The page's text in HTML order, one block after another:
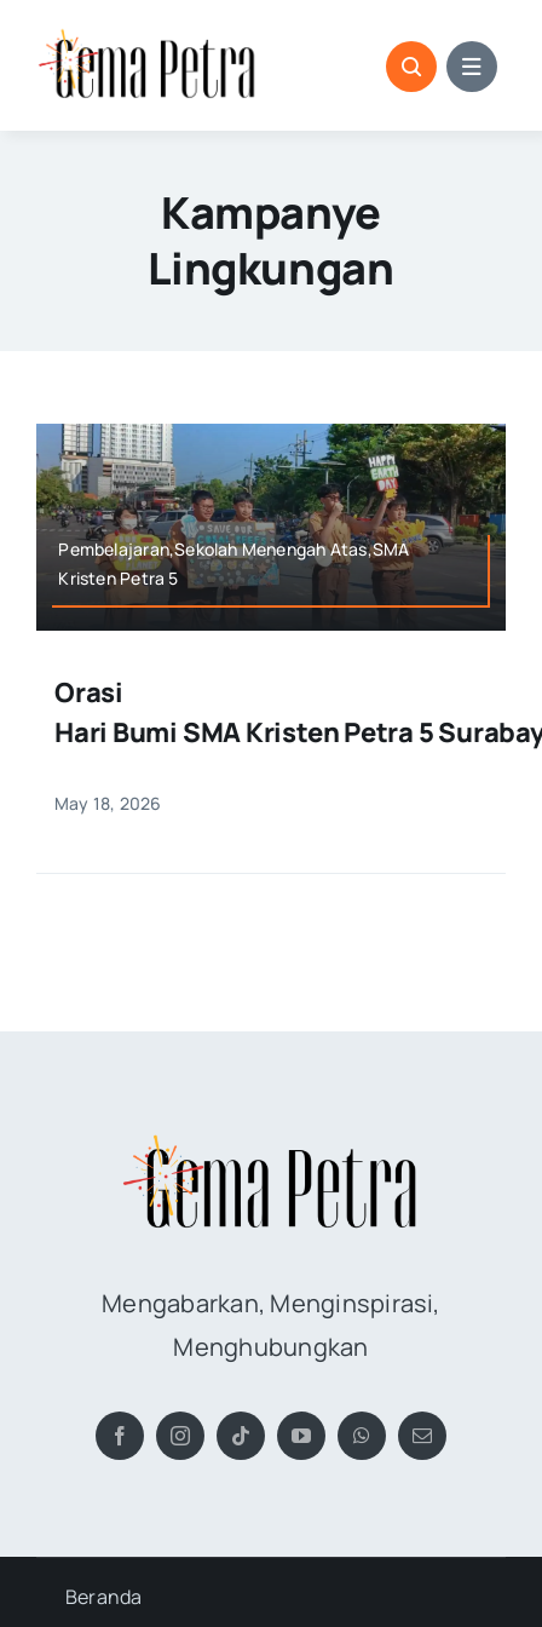
content
Kampanye
Lingkungan
Pembelajaran,Sekolah Menengah Atas,SMA
Kristen Petra 5
Orasi
Hari Bumi SMA Kristen Petra 5
May 18, 2026
Mengabarkan, Menginspirasi,
Menghubungkan
Beranda